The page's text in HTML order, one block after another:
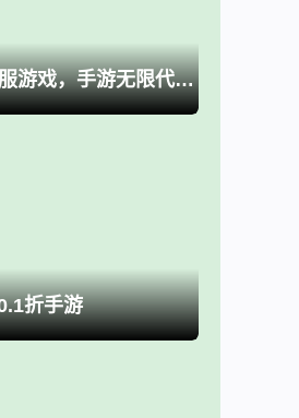
专服手游内部号专服游戏，手游无限代金卷、买断游戏
折手游